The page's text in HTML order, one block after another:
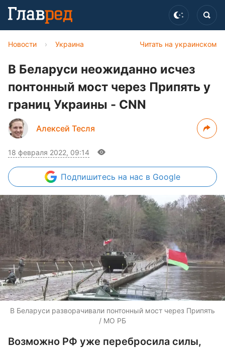
Читать на украинском
Новости › Украина
В Беларуси неожиданно исчез
понтонный мост через Припять у
границ Украины - CNN
Алексей Тесля
18 февраля 2022, 09:14
Подпишитесь на нас в Google
В Беларуси разворачивали понтонный мост через Припять
/ МО РБ
Возможно РФ уже перебросила силы,